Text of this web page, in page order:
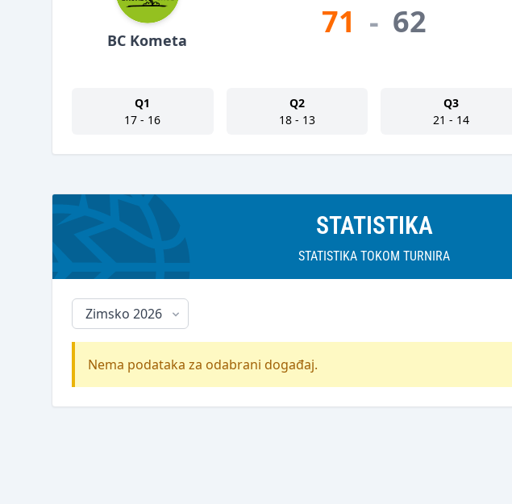
BC Kometa 71 - 62
Q1
17 - 16
Q2
18 - 13
Q3
21 - 14
STATISTIKA
STATISTIKA TOKOM TURNIRA
Nema podataka za odabrani događaj.